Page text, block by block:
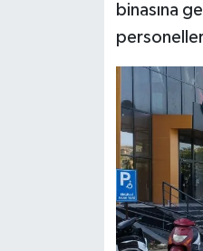
binasına
personeller